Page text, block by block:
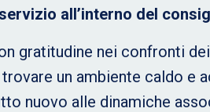
all’interno del
gratitudine nei confronti
un ambiente caldo e
nuovo alle dinamiche